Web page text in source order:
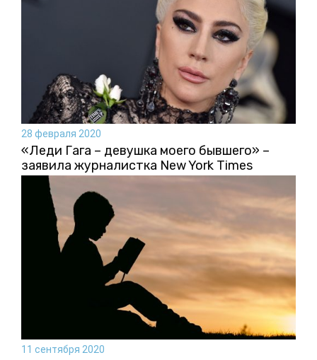
28 февраля 2020
«Леди Гага – девушка моего бывшего» –
заявила журналистка New York Times
11 сентября 2020